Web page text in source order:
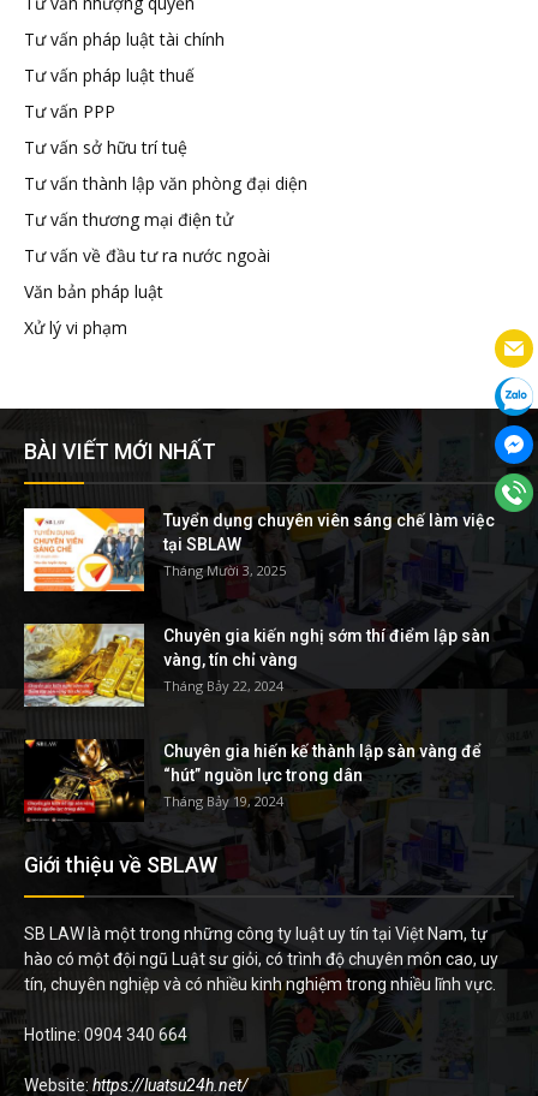
Tư vấn pháp luật tài chính
Tư vấn pháp luật thuế
Tư vấn PPP
Tư vấn sở hữu trí tuệ
Tư vấn thành lập văn phòng đại diện
Tư vấn thương mại điện tử
Tư vấn về đầu tư ra nước ngoài
Văn bản pháp luật
Xử lý vi phạm
BÀI VIẾT MỚI NHẤT
Tuyển dụng chuyên viên sáng chế làm việc
tại SBLAW
Tháng Mười 3, 2025
Chuyên gia kiến nghị sớm thí điểm lập sàn
vàng, tín chỉ vàng
Tháng Bảy 22, 2024
Chuyên gia hiến kế thành lập sàn vàng để
“hút” nguồn lực trong dân
Tháng Bảy 19, 2024
Giới thiệu về SBLAW
SB LAW là một trong những công ty luật uy tín tại Việt Nam, tự
hào có một đội ngũ Luật sư giỏi, có trình độ chuyên môn cao, uy
tín, chuyên nghiệp và có nhiều kinh nghiệm trong nhiều lĩnh vực.
Hotline: 0904 340 664
Website: https://luatsu24h.net/